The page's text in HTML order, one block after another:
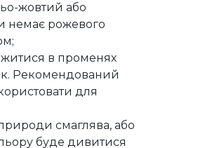
жовтий або
немає рожевого
в променях
Рекомендований
для
смаглява, або
буде дивитися